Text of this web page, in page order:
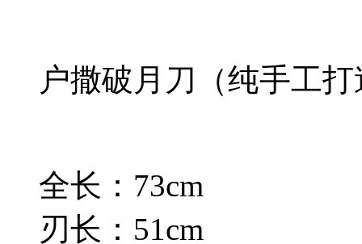
户撒破月刀（纯手工
全长：73cm
刃长：51cm